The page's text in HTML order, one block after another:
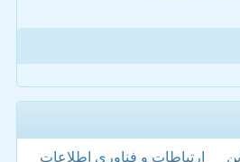
ارتباطات و فناوری اطلاعات